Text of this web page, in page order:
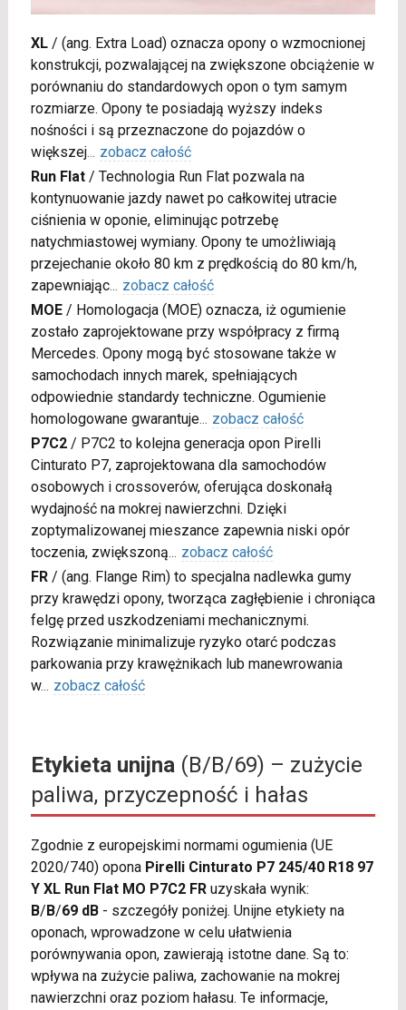
XL/ (ang. Extra Load) oznacza opony o wzmocnionej
konstrukcji, pozwalającej na zwiększone obciążenie w
porównaniu do standardowych opon o tym samym
rozmiarze. Opony te posiadają wyższy indeks
nośności i są przeznaczone do pojazdów o
większej... zobacz całość
Run Flat/ Technologia Run Flat pozwala na
kontynuowanie jazdy nawet po całkowitej utracie
ciśnienia w oponie, eliminując potrzebę
natychmiastowej wymiany. Opony te umożliwiają
przejechanie około 80 km z prędkością do 80 km/h,
zapewniając... zobacz całość
MOE/ Homologacja (MOE) oznacza, iż ogumienie
zostało zaprojektowane przy współpracy z firmą
Mercedes. Opony mogą być stosowane także w
samochodach innych marek, spełniających
odpowiednie standardy techniczne. Ogumienie
homologowane gwarantuje... zobacz całość
P7C2/ P7C2 to kolejna generacja opon Pirelli
Cinturato P7, zaprojektowana dla samochodów
osobowych i crossoverów, oferująca doskonałą
wydajność na mokrej nawierzchni. Dzięki
zoptymalizowanej mieszance zapewnia niski opór
toczenia, zwiększoną... zobacz całość
FR/ (ang. Flange Rim) to specjalna nadlewka gumy
przy krawędzi opony, tworząca zagłębienie i chroniąca
felgę przed uszkodzeniami mechanicznymi.
Rozwiązanie minimalizuje ryzyko otarć podczas
parkowania przy krawężnikach lub manewrowania
w... zobacz całość
Etykieta unijna(B/B/69) – zużycie
paliwa, przyczepność i hałas
Zgodnie z europejskimi normami ogumienia (UE
2020/740) opona Pirelli Cinturato P7 245/40 R18 97
Y XL Run Flat MO P7C2 FRuzyskała wynik:
B/ B/69 dB- szczegóły poniżej. Unijne etykiety na
oponach, wprowadzone w celu ułatwienia
porównywania opon, zawierają istotne dane. Są to:
wpływa na zużycie paliwa, zachowanie na mokrej
nawierzchni oraz poziom hałasu. Te informacje,